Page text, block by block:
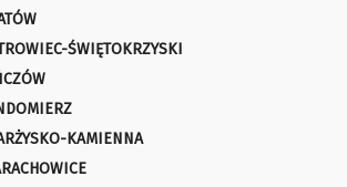
ŚWIĘTOKRZYSKI
KAMIENNA